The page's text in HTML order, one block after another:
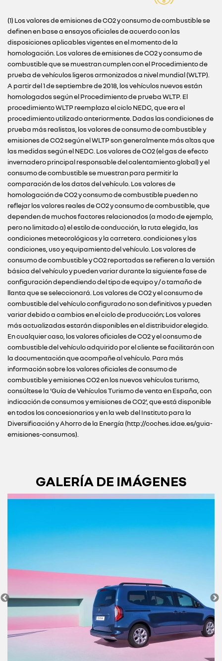
(1) Los valores de emisiones de CO2 y consumo de combustible se
definen en base a ensayos oficiales de acuerdo con las
disposiciones aplicables vigentes en el momento de la
homologación. Los valores de emisiones de CO2 y consumo de
combustible que se muestran cumplen con el Procedimiento de
prueba de vehículos ligeros armonizados a nivel mundial (WLTP).
A partir del 1 de septiembre de 2018, los vehículos nuevos están
homologados según el Procedimiento de prueba WLTP. El
procedimiento WLTP reemplaza el ciclo NEDC, que era el
procedimiento utilizado anteriormente. Dadas las condiciones de
prueba más realistas, los valores de consumo de combustible y
emisiones de CO2 según el WLTP son generalmente más altas que
las medidas según el NEDC. Los valores de CO2 (el gas de efecto
invernadero principal responsable del calentamiento global) y el
consumo de combustible se muestran para permitir la
comparación de los datos del vehículo. Los valores de
homologación de CO2 y consumo de combustible pueden no
reflejar los valores reales de CO2 y consumo de combustible, que
dependen de muchos factores relacionados (a modo de ejemplo,
pero no limitado a) el estilo de conducción, la ruta elegida, las
condiciones meteorológicas y la carretera. condiciones y las
condiciones, uso y equipamiento del vehículo. Los valores de
consumo de combustible y CO2 reportadas se refieren a la versión
básica del vehículo y pueden variar durante la siguiente fase de
configuración dependiendo del tipo de equipo y / o tamaño de
llanta que se seleccionará. Los valores de CO2 y el consumo de
combustible del vehículo configurado no son definitivos y pueden
variar debido a cambios en el ciclo de producción; Los valores
más actualizadas estarán disponibles en el distribuidor elegido.
En cualquier caso, los valores oficiales de CO2 y el consumo de
combustible del vehículo adquirido por el cliente se facilitarán con
la documentación que acompañe al vehículo. Para más
información sobre los valores oficiales de consumo de
combustible y emisiones CO2 en los nuevos vehículos turismo,
consúltese la 'Guía de Vehículos Turismo de venta en España, con
indicación de consumos y emisiones de CO2', que está disponible
en todos los concesionarios y en la web del Instituto para la
Diversificación y Ahorro de la Energía (http://coches.idae.es/guia-
emisiones-consumos).
GALERÍA DE IMÁGENES